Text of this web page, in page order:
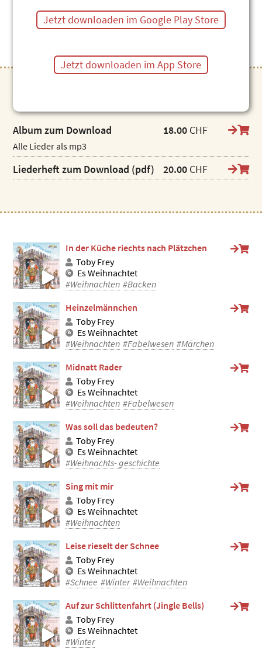
Artikel zum direkten Download
Album zum Download 18.00 CHF
Alle Lieder als mp3
Liederheft zum Download (pdf) 20.00 CHF
In der Küche riechts nach Plätzchen
Toby Frey
Es Weihnachtet
#Weihnachten #Backen
Heinzelmännchen
Toby Frey
Es Weihnachtet
#Weihnachten #Fabelwesen #Märchen
Midnatt Rader
Toby Frey
Es Weihnachtet
#Weihnachten #Fabelwesen
Was soll das bedeuten?
Toby Frey
Es Weihnachtet
#Weihnachts- geschichte
Sing mit mir
Toby Frey
Es Weihnachtet
#Weihnachten
Leise rieselt der Schnee
Toby Frey
Es Weihnachtet
#Schnee #Winter #Weihnachten
Auf zur Schlittenfahrt (Jingle Bells)
Toby Frey
Es Weihnachtet
#Winter
Jetzt downloaden im Google Play Store
Jetzt downloaden im App Store